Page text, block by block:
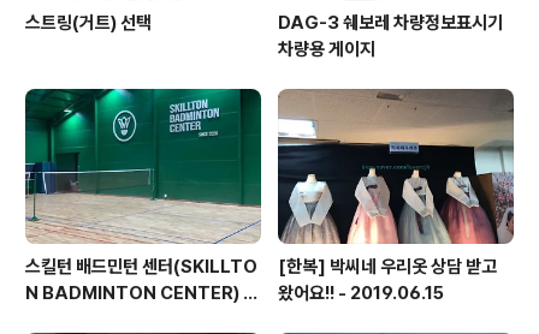
스트링(거트) 선택
DAG-3 쉐보레 차량정보표시기
차량용 게이지
스킬턴 배드민턴 센터(SKILLTO
N BADMINTON CENTER) 확
[한복] 박씨네 우리옷 상담 받고
왔어요!! - 2019.06.15